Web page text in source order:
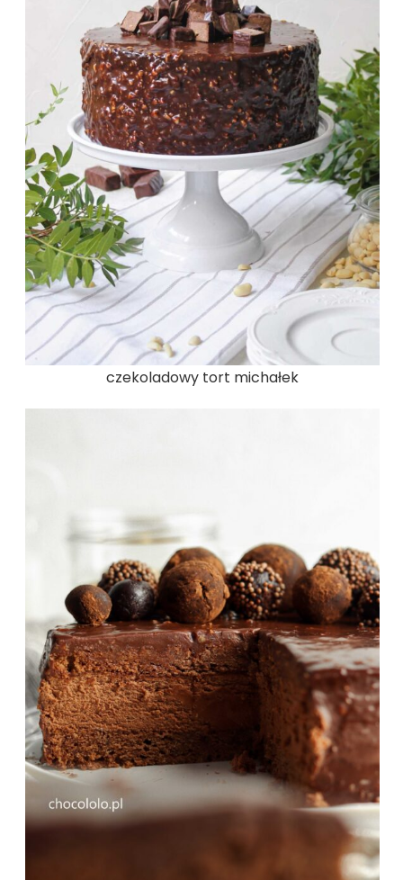
czekoladowy tort michałek